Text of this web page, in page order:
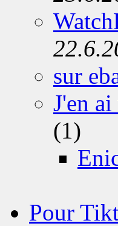
sur
J'en
(1)
Pour